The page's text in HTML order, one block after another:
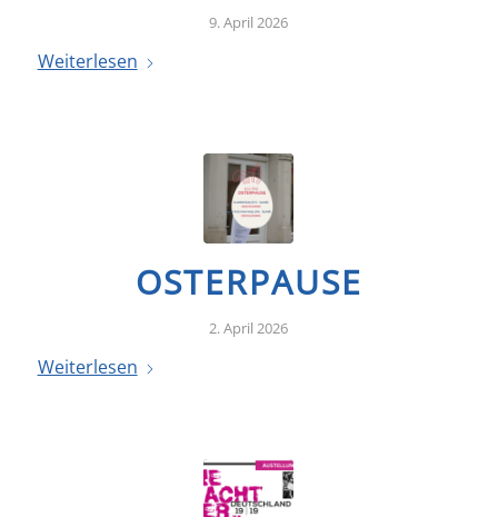
9. April 2026
Weiterlesen
OSTERPAUSE
2. April 2026
Weiterlesen